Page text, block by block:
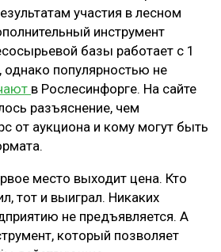
ПЛИТ
участия в лесном
инструмент
базы работает с 1
однако популярностью не
в Рослесинфорге. На сайте
разъяснение, чем
от аукциона и кому могут быть
место выходит цена. Кто
тот и выиграл. Никаких
не предъявляется. А
который позволяет